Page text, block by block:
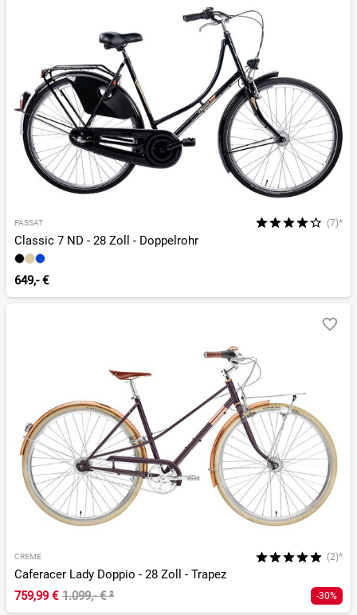
PASSAT (7)*
Classic 7 ND - 28 Zoll - Doppelrohr
649,- €
CREME (2)*
Caferacer Lady Doppio - 28 Zoll - Trapez
759,99 € 1.099,- €² -30%